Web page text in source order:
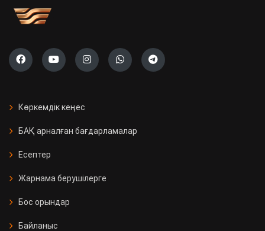
Көркемдік кеңес
БАҚ арналған бағдарламалар
Есептер
Жарнама берушілерге
Бос орындар
Байланыс